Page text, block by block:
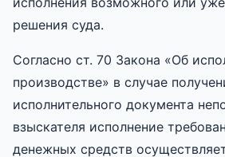
решения суда.
Согласно ст. 70 Закона «Об
производстве» в случае
исполнительного документа
взыскателя исполнение
денежных средств